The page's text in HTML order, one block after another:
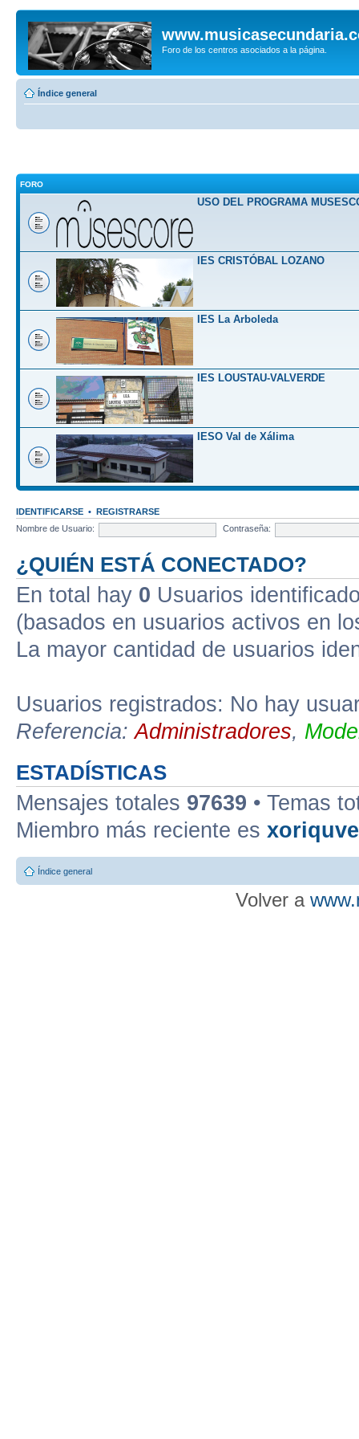
Foro de los centros asociados a la página.
Índice general
FORO
USO DEL PROGRAMA
IES CRISTÓBAL LOZANO
IES La Arboleda
IES LOUSTAU-VALVERDE
IESO Val de Xálima
IDENTIFICARSE • REGISTRARSE
Nombre de Usuario:
Contraseña:
¿QUIÉN ESTÁ CONECTADO?
En total hay 0 Usuarios
(basados en usuarios activos en
La mayor cantidad de usuarios
Usuarios registrados: No hay
Referencia:Administradores,
ESTADÍSTICAS
Mensajes totales 97639 • Temas
Miembro más reciente es
Índice general
Volver a